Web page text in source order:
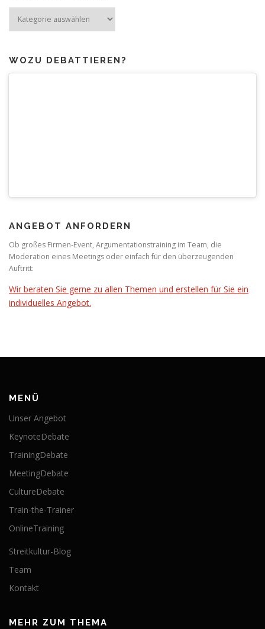
zum
WOZU DEBATTIEREN?
ANGEBOT ANFORDERN
Ob großes Firmen-Event, Argumentationstraining im Team, die
Moderation eines Meetings oder einfach für den überzeugenden
Auftritt:
Wir beraten Sie gerne zu allen Themen und erstellen für Sie ein
individuelles Angebot.
MENÜ
Unser Angebot
KeynoteDebate
TrainingDebate
MeetingDebate
CultureDebate
Train-the-Trainer
OnlineTraining
Streitkultur-Blog
Team
Kontakt
MEHR ZUM THEMA